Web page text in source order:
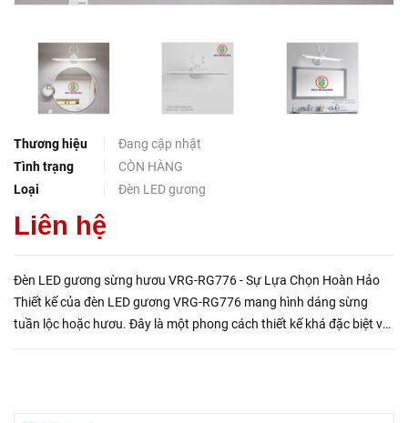
Thương hiệu
Đang cập nhật
Tình trạng
CÒN HÀNG
Loại
Đèn LED gương
Liên hệ
Đèn LED gương sừng hươu VRG-RG776 - Sự Lựa Chọn Hoàn Hảo
Thiết kế của đèn LED gương VRG-RG776 mang hình dáng sừng
tuần lộc hoặc hươu. Đây là một phong cách thiết kế khá đặc biệt và